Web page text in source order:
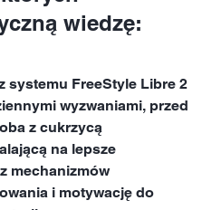
wiedzę:
systemu FreeStyle Libre 2
wyzwaniami, przed
z cukrzycą
na lepsze
mechanizmów
i motywację do